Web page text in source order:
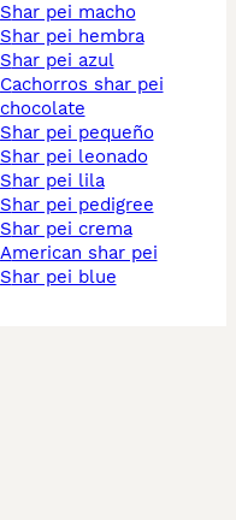
shar pei macho
shar pei hembra
shar pei azul
cachorros shar pei
chocolate
shar pei pequeño
shar pei leonado
shar pei lila
shar pei pedigree
shar pei crema
american shar pei
shar pei blue